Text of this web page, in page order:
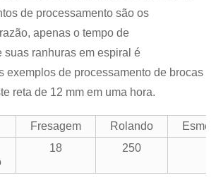
de processamento são os
apenas o tempo de
suas ranhuras em espiral é
exemplos de processamento de brocas
reta de 12 mm em uma hora.
Fresagem Rolando
18 250